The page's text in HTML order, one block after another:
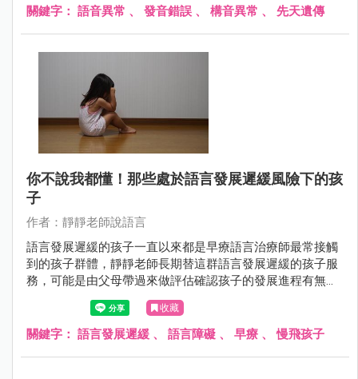
孩子去看醫生了…
關鍵字： 語音異常 、 發音錯誤 、 構音異常 、 先天遺傳
你不說我都懂！那些處於語言發展遲緩風險下的孩
子
作者：靜靜老師說語言
語言發展遲緩的孩子一直以來都是早療語言治療師最常接觸
到的孩子群體，靜靜老師長期替這群語言發展遲緩的孩子服
務，可能是由父母帶過來做評估確認孩子的發展進程有無異
常，或者是帶著大醫院的評估報告過來，希望能夠排到語言
療育課程進行治療提升語言能力。
收藏
關鍵字： 語言發展遲緩 、 語言障礙 、 早療 、慢飛孩子